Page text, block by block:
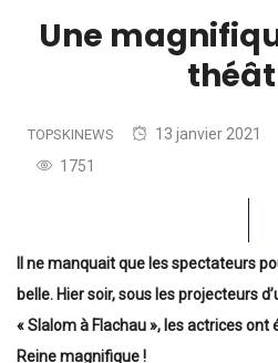
Une
TOPSKINEWS 13 janvier 2021
1751
Il ne manquait que les spectateurs
belle. Hier soir, sous les projecteurs
« Slalom à Flachau », les actrices
Reine magnifique !